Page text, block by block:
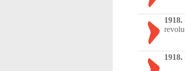
1918.
1918.